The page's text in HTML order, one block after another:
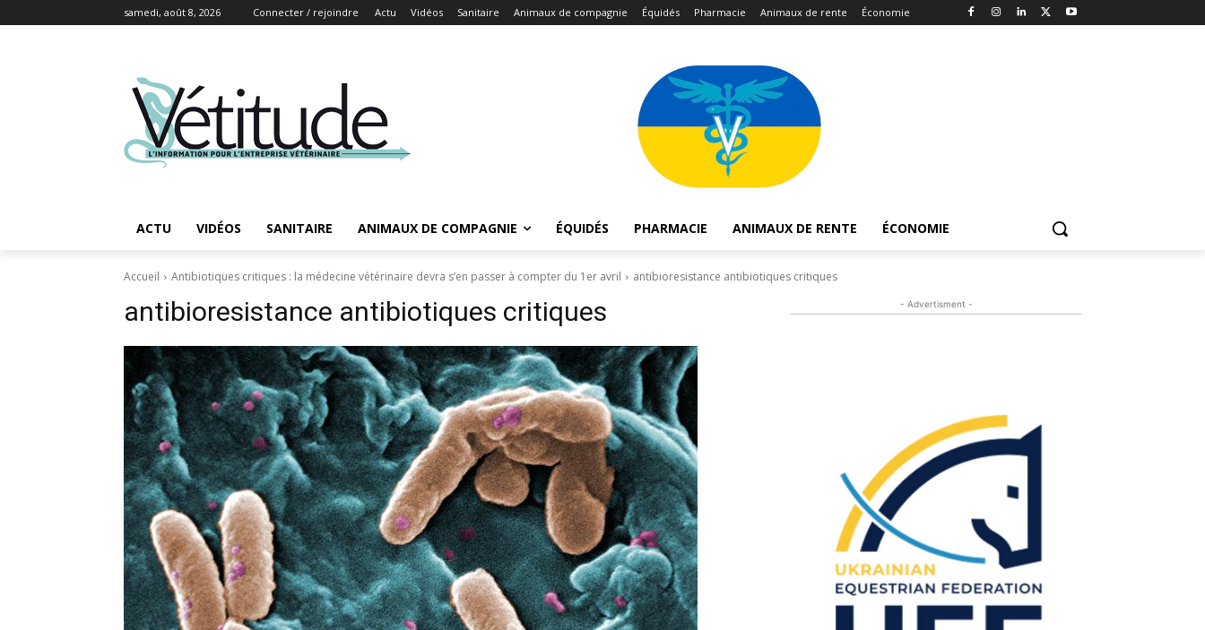
samedi, août 8, 2026 Connecter / rejoindre Actu Vidéos Sanitaire Animaux de compagnie Équidés Pharmacie Animaux de rente Économie
ACTU VIDÉOS SANITAIRE ANIMAUX DE COMPAGNIE ÉQUIDÉS PHARMACIE ANIMAUX DE RENTE ÉCONOMIE
Accueil Antibiotiques critiques : la médecine vétérinaire devra s’en passer à compter du 1er avril antibioresistance antibiotiques critiques
antibioresistance antibiotiques critiques - Advertisment -